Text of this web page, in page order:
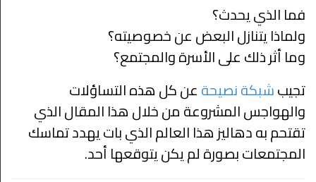
فما الذي يحدث؟
ولماذا يتنازل البعض عن خصوصيته؟
وما أثر ذلك على الأسرة والمجتمع؟
تجيبشبكة نصيحةعن كل هذه التساؤلات
والهواجس المشروعة من خلال هذا المقال الذي
تقتحم به دهاليز هذا العالم الذي بات يهدد تماسك
المجتمعات بصورة لم يكن يتوقعها أحد.